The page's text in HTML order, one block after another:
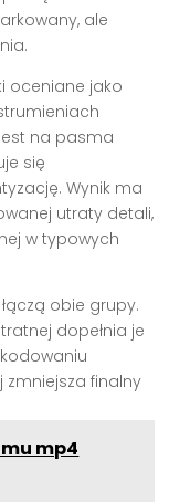
ale
oceniane jako
na pasma
się
Wynik ma
utraty detali,
w typowych
obie grupy.
dopełnia je
zmniejsza finalny
mp4